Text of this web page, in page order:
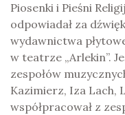
Piosenki i Pieśni
odpowiadał za
wydawnictwa
w teatrze „Arlekin”.
zespołów
Kazimierz, Iza Lach,
współpracował z